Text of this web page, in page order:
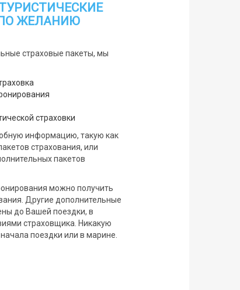
ЖЕЛАНИЮ
страховые пакеты, мы
страховки
информацию, такую как
страхования, или
пакетов
можно получить
Другие дополнительные
до Вашей поездки, в
страховщика. Никакую
поездки или в марине.